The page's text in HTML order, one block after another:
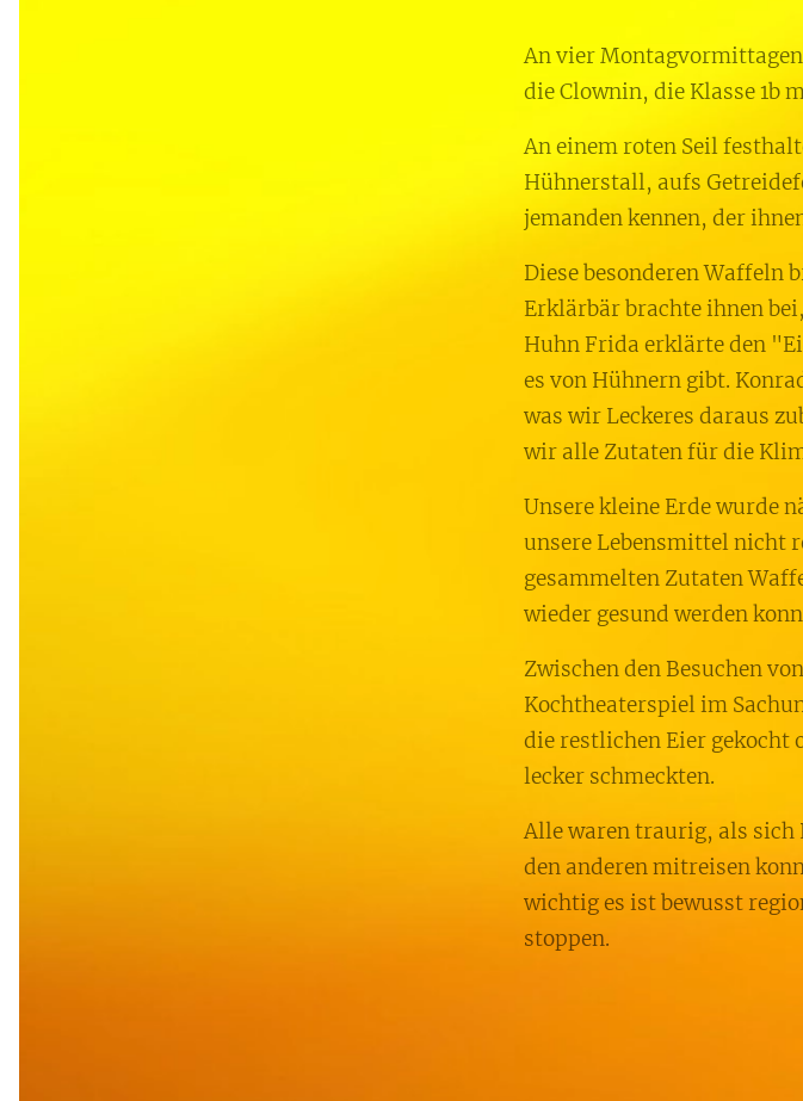
An vier
die Clownin, die Klasse 1b
An einem roten Seil
Hühnerstall, aufs
jemanden kennen, der
Diese besonderen Waffeln
Erklärbär brachte ihnen
Huhn Frida erklärte den
es von Hühnern gibt.
was wir Leckeres daraus
wir alle Zutaten für die
Unsere kleine Erde wurde
unsere Lebensmittel nicht
gesammelten Zutaten
wieder gesund werden
Zwischen den Besuchen
Kochtheaterspiel im
die restlichen Eier gekocht
lecker schmeckten.
Alle waren traurig, als sich
den anderen mitreisen
wichtig es ist bewusst
stoppen.